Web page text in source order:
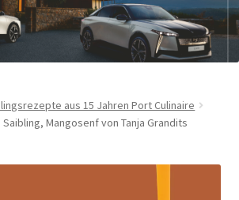
aus 15 Jahren Port Culinaire
Mangosenf von Tanja Grandits